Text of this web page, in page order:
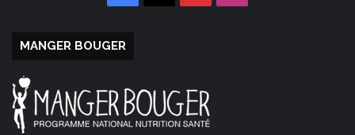
MANGER BOUGER